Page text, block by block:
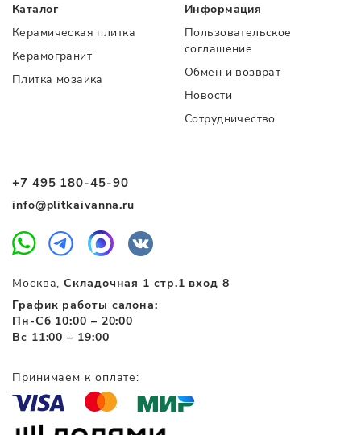
+7 495 180-45-90
info@plitkaivanna.ru
Москва,Складочная 1 стр.1 вход 8
График работы салона:
Пн-Сб 10:00 – 20:00
Вс 11:00 – 19:00
Каталог
Керамическая плитка
Керамогранит
Плитка мозаика
Информация
Пользовательское
соглашение
Обмен и возврат
Новости
Сотрудничество
Принимаем к оплате: